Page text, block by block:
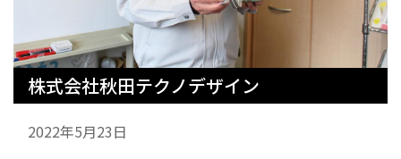
株式会社秋田テクノデザイン
2022年5月23日